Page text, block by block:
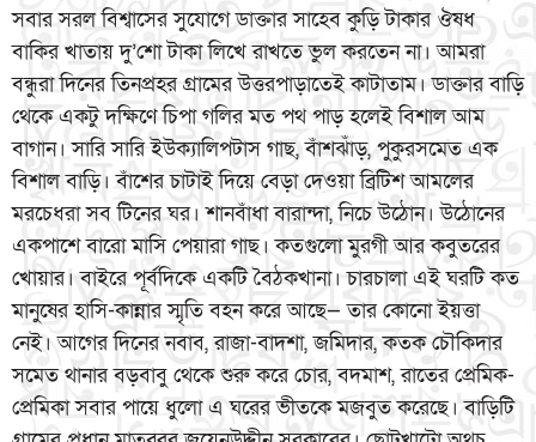
সবার সরল বিশ্বাসের সুযোগে ডাক্তার সাহেব কুড়ি টাকার ঔষধ
বাকির খাতায় দু’শো টাকা লিখে রাখতে ভুল করতেন না। আমরা
বন্ধুরা দিনের তিনপ্রহর গ্রামের উত্তরপাড়াতেই কাটাতাম। ডাক্তার বাড়ি
থেকে একটু দক্ষিণে চিপা গলির মত পথ পাড় হলেই বিশাল আম
বাগান। সারি সারি ইউক্যালিপটাস গাছ, বাঁশঝাঁড়, পুকুরসমেত এক
বিশাল বাড়ি। বাঁশের চাটাই দিয়ে বেড়া দেওয়া ব্রিটিশ আমলের
মরচেধরা সব টিনের ঘর। শানবাঁধা বারান্দা, নিচে উঠোন। উঠোনের
একপাশে বারো মাসি পেয়ারা গাছ। কতগুলো মুরগী আর কবুতরের
খোয়ার। বাইরে পূর্বদিকে একটি বৈঠকখানা। চারচালা এই ঘরটি কত
মানুষের হাসি-কান্নার স্মৃতি বহন করে আছে— তার কোনো ইয়ত্তা
নেই। আগের দিনের নবাব, রাজা-বাদশা, জমিদার, কতক চৌকিদার
সমেত থানার বড়বাবু থেকে শুরু করে চোর, বদমাশ, রাতের প্রেমিক-
প্রেমিকা সবার পায়ে ধুলো এ ঘরের ভীতকে মজবুত করেছে। বাড়িটি